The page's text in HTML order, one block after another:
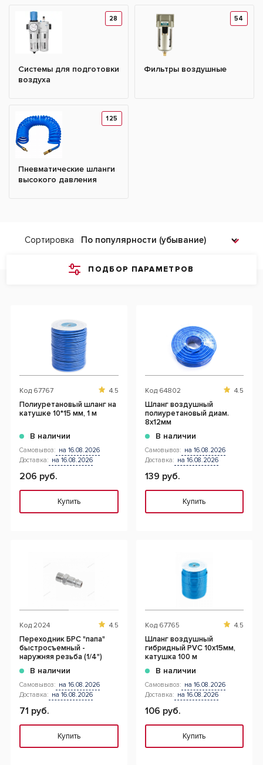
28
Системы для подготовки
воздуха
54
Фильтры воздушные
125
Пневматические шланги
высокого давления
ПОДБОР ПАРАМЕТРОВ
Сортировка
Код 67767 4.5
Полиуретановый шланг на
катушке 10*15 мм, 1 м
В наличии
Самовывоз: на 16.08.2026
Доставка: на 16.08.2026
206 руб.
Купить
Код 64802 4.5
Шланг воздушный
полиуретановый диам.
8х12мм
В наличии
Самовывоз: на 16.08.2026
Доставка: на 16.08.2026
139 руб.
Купить
Код 2024 4.5
Переходник БРС "папа"
быстросъемный -
наружняя резьба (1/4")
В наличии
Самовывоз: на 16.08.2026
Доставка: на 16.08.2026
71 руб.
Купить
Код 67765 4.5
Шланг воздушный
гибридный PVC 10х15мм,
катушка 100 м
В наличии
Самовывоз: на 16.08.2026
Доставка: на 16.08.2026
106 руб.
Купить